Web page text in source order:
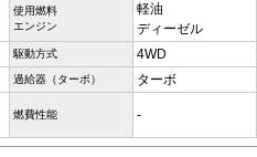
使用燃料
エンジン
軽油
ディーゼル
駆動方式 4WD
過給器（ターボ） ターボ
燃費性能 -